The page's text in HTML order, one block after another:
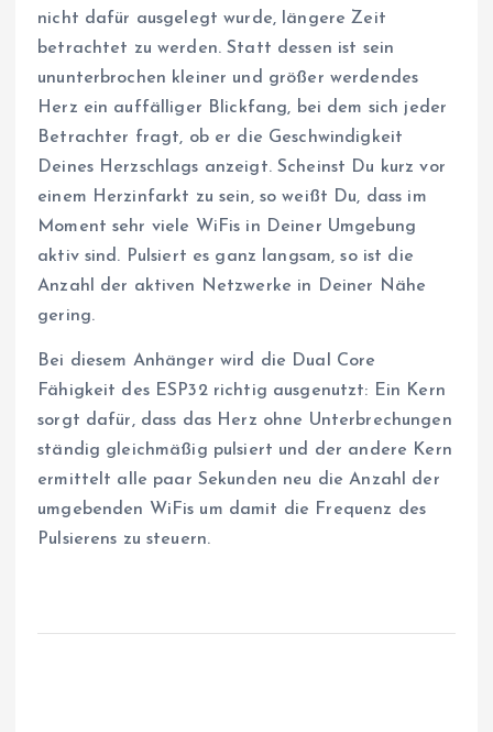
nicht dafür ausgelegt wurde, längere Zeit
betrachtet zu werden. Statt dessen ist sein
ununterbrochen kleiner und größer werdendes
Herz ein auffälliger Blickfang, bei dem sich jeder
Betrachter fragt, ob er die Geschwindigkeit
Deines Herzschlags anzeigt. Scheinst Du kurz vor
einem Herzinfarkt zu sein, so weißt Du, dass im
Moment sehr viele WiFis in Deiner Umgebung
aktiv sind. Pulsiert es ganz langsam, so ist die
Anzahl der aktiven Netzwerke in Deiner Nähe
gering.
Bei diesem Anhänger wird die Dual Core
Fähigkeit des ESP32 richtig ausgenutzt: Ein Kern
sorgt dafür, dass das Herz ohne Unterbrechungen
ständig gleichmäßig pulsiert und der andere Kern
ermittelt alle paar Sekunden neu die Anzahl der
umgebenden WiFis um damit die Frequenz des
Pulsierens zu steuern.